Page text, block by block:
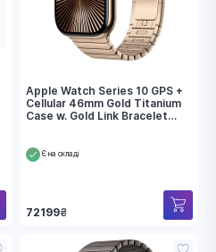
Apple Watch Series 10 GPS +
Cellular 46mm Gold Titanium
Case w. Gold Link Bracelet
Є на складі
72199₴